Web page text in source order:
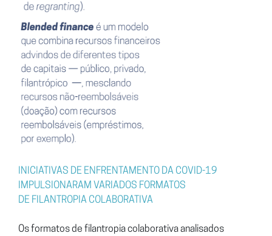
INICIATIVAS DE ENFRENTAMENTO DA COVID-19
IMPULSIONARAM VARIADOS FORMATOS
DE FILANTROPIA COLABORATIVA
Os formatos de filantropia colaborativa analisados